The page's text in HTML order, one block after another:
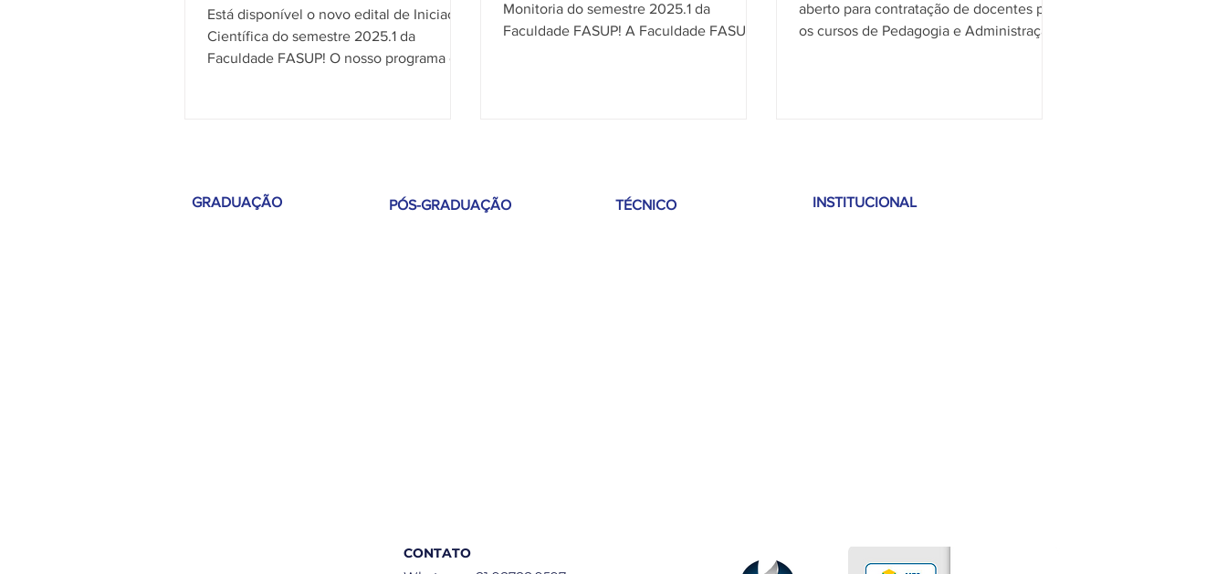
Está disponível o novo edital de Iniciação
Científica do semestre 2025.1 da
Faculdade FASUP! O nosso programa de
Monitoria do semestre 2025.1 da
Faculdade FASUP! A Faculdade FASUP
aberto para contratação de docentes para
os cursos de Pedagogia e Administração,
GRADUAÇÃO PÓS-GRADUAÇÃO TÉCNICO INSTITUCIONAL
CONTATO